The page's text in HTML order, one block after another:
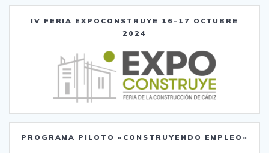
IV FERIA EXPOCONSTRUYE 16-17 OCTUBRE
2024
PROGRAMA PILOTO «CONSTRUYENDO EMPLEO»